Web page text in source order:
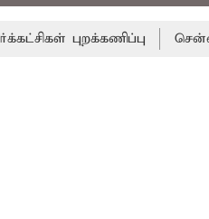
புறக்கணிப்பு